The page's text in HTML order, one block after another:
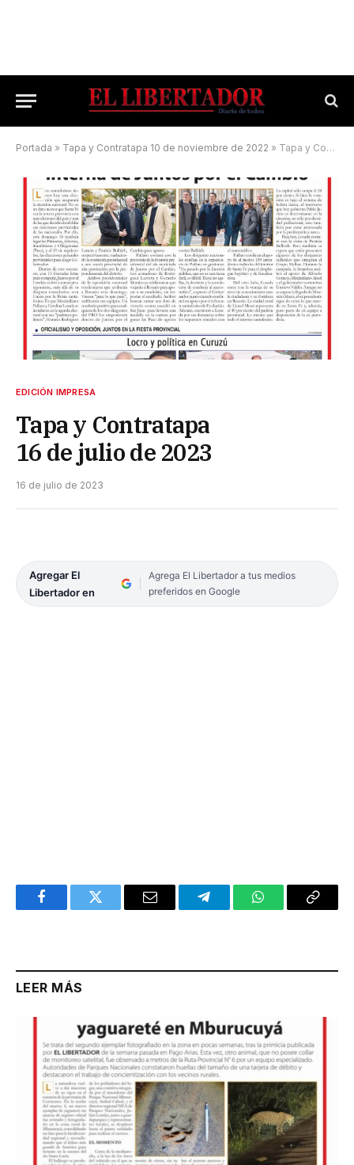
Portada » Tapa y Contratapa 10 de noviembre de 2022 » Tapa y Contratapa 16 de julio de 2023
EDICIÓN IMPRESA
Tapa y Contratapa
16 de julio de 2023
16 de julio de 2023
Agregar El
Libertador en
Agrega El Libertador a tus medios
preferidos en Google
FacebookTwitter Email TelegramWhatsAppCopy
LEER MÁS